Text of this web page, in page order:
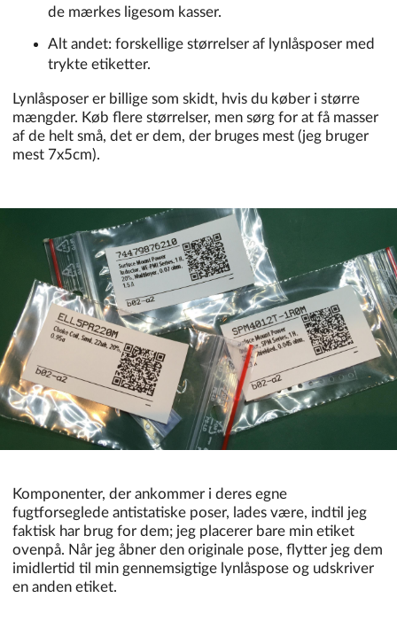
de mærkes ligesom kasser.
Alt andet: forskellige størrelser af lynlåsposer med
trykte etiketter.
Lynlåsposer er billige som skidt, hvis du køber i større
mængder. Køb flere størrelser, men sørg for at få masser
af de helt små, det er dem, der bruges mest (jeg bruger
mest 7x5cm).
Komponenter, der ankommer i deres egne
fugtforseglede antistatiske poser, lades være, indtil jeg
faktisk har brug for dem; jeg placerer bare min etiket
ovenpå. Når jeg åbner den originale pose, flytter jeg dem
imidlertid til min gennemsigtige lynlåspose og udskriver
en anden etiket.